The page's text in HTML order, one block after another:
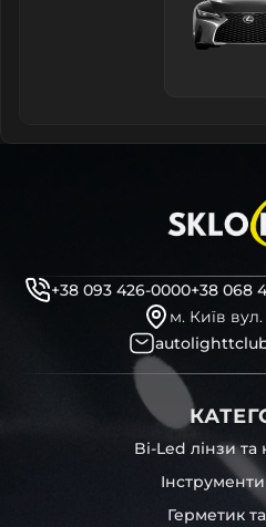
+38 093 426-0000+38 068
м. Київ
Bi-Led лінзи
Герметик